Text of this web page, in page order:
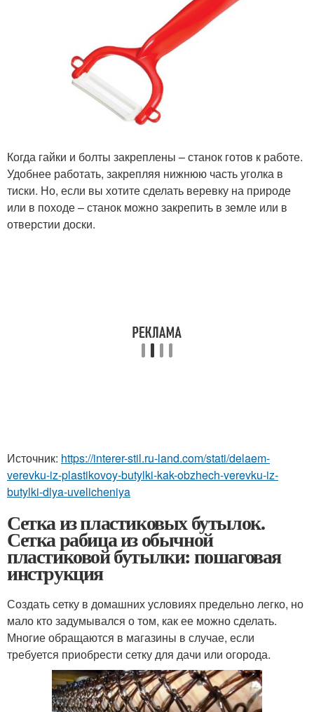
Когда гайки и болты закреплены – станок готов к работе.
Удобнее работать, закрепляя нижнюю часть уголка в
тиски. Но, если вы хотите сделать веревку на природе
или в походе – станок можно закрепить в земле или в
отверстии доски.
Источник: https://interer-stil.ru-land.com/stati/delaem-
verevku-iz-plastikovoy-butylki-kak-obzhech-verevku-iz-
butylki-dlya-uvelicheniya
Сетка из пластиковых бутылок.
Сетка рабица из обычной
пластиковой бутылки: пошаговая
инструкция
Создать сетку в домашних условиях предельно легко, но
мало кто задумывался о том, как ее можно сделать.
Многие обращаются в магазины в случае, если
требуется приобрести сетку для дачи или огорода.